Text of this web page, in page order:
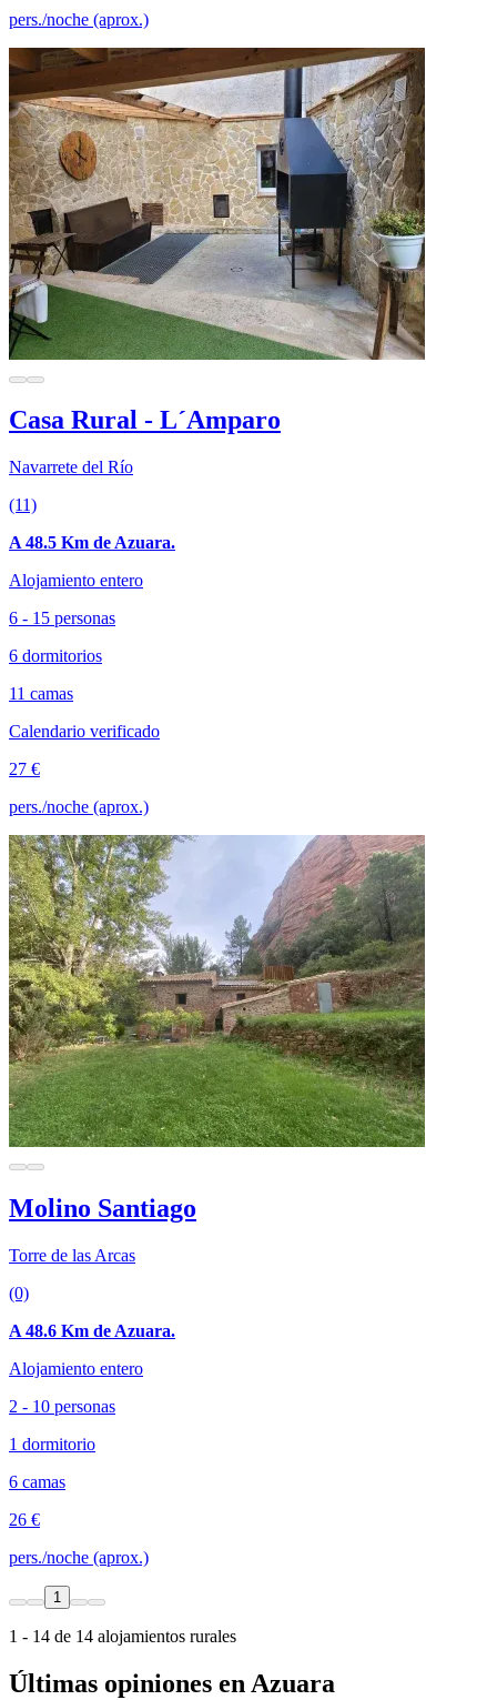
pers./noche (aprox.)
Casa Rural - L´Amparo
Navarrete del Río
(11)
A 48.5 Km de Azuara.
Alojamiento entero
6 - 15 personas
6 dormitorios
11 camas
Calendario verificado
27 €
pers./noche (aprox.)
Molino Santiago
Torre de las Arcas
(0)
A 48.6 Km de Azuara.
Alojamiento entero
2 - 10 personas
1 dormitorio
6 camas
26 €
pers./noche (aprox.)
1
1 - 14 de 14 alojamientos rurales
Últimas opiniones en Azuara